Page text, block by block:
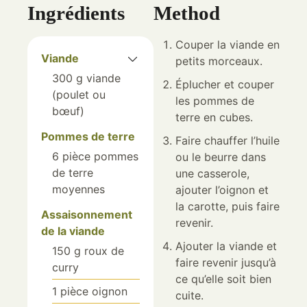
Ingrédients
Viande
300 g viande
(poulet ou
bœuf)
Pommes de terre
6 pièce pommes
de terre
moyennes
Assaisonnement
de la viande
150 g roux de
curry
1 pièce oignon
Method
Couper la viande en
petits morceaux.
Éplucher et couper
les pommes de
terre en cubes.
Faire chauffer l’huile
ou le beurre dans
une casserole,
ajouter l’oignon et
la carotte, puis faire
revenir.
Ajouter la viande et
faire revenir jusqu’à
ce qu’elle soit bien
cuite.